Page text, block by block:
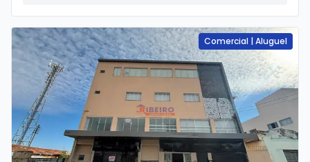
Comercial |Aluguel